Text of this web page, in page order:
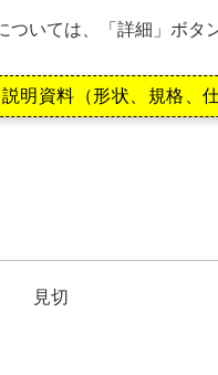
ついては、「詳細」ボタ
明資料（形状、規格、
見切